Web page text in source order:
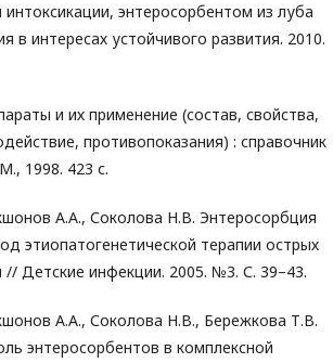
энтеросорбентом из луба
в интересах устойчивого развития. 2010.
и их применение (состав, свойства,
противопоказания) : справочник
1998. 423 с.
А.А., Соколова Н.В. Энтеросорбция
этиопатогенетической терапии острых
Детские инфекции. 2005. №3. С. 39–43.
А.А., Соколова Н.В., Бережкова Т.В.
энтеросорбентов в комплексной